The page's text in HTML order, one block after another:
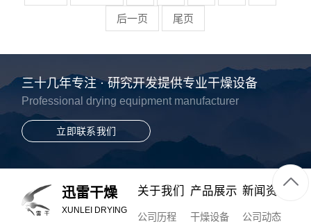
后一页 尾页
三十几年专注 · 研究开发提供专业干燥设备
Professional drying equipment manufacturer
立即联系我们
迅雷干燥
XUNLEI DRYING
关于我们
公司历程
产品展示
干燥设备
新闻资讯
公司动态